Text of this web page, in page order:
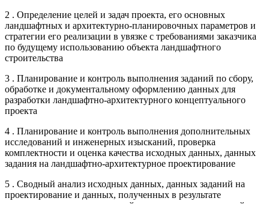
2 . Определение целей и задач проекта, его основных
ландшафтных и архитектурно-планировочных параметров и
стратегии его реализации в увязке с требованиями заказчика
по будущему использованию объекта ландшафтного
строительства
3 . Планирование и контроль выполнения заданий по сбору,
обработке и документальному оформлению данных для
разработки ландшафтно-архитектурного концептуального
проекта
4 . Планирование и контроль выполнения дополнительных
исследований и инженерных изысканий, проверка
комплектности и оценка качества исходных данных, данных
задания на ландшафтно-архитектурное проектирование
5 . Сводный анализ исходных данных, данных заданий на
проектирование и данных, полученных в результате